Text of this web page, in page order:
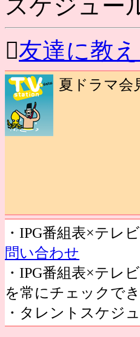
スケジュー
友達に教
夏ドラマ会
・IPG番組表×テレ
問い合わせ
・IPG番組表×テレ
を常にチェックでき
・タレントスケジ